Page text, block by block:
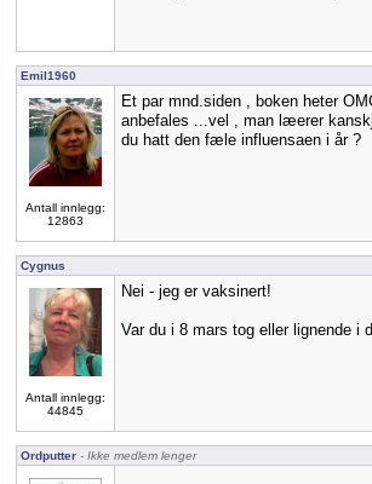
Emil1960
Antall innlegg:
12863
Et par mnd.siden , boken heter
anbefales ...vel , man læerer
du hatt den fæle influensaen i år ?
Cygnus
Antall innlegg:
44845
Nei - jeg er vaksinert!
Var du i 8 mars tog eller lignende i
Ordputter - Ikke medlem lenger